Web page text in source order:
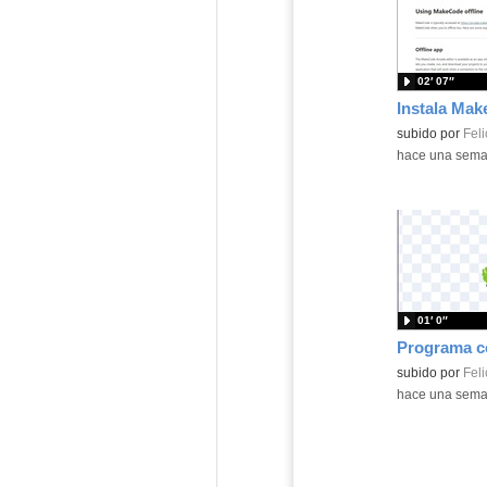
Contenido
subido por
02′ 07″
-hace una
Contenido
subido por
01′ 0″
-hace una